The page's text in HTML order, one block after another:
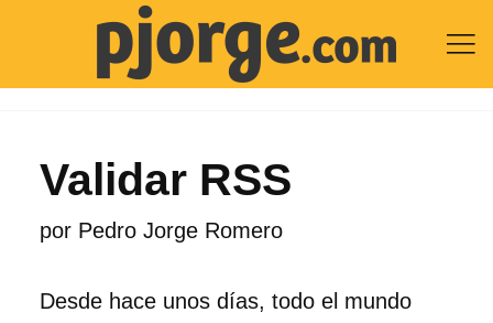

Validar RSS
por Pedro Jorge Romero
Desde hace unos días, todo el mundo